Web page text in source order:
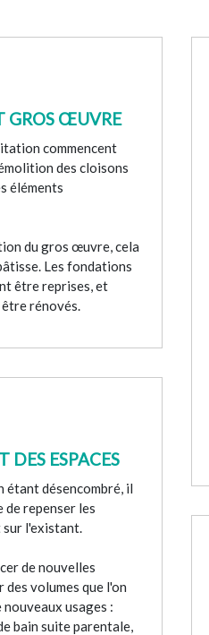
GROS ŒUVRE
commencent
des cloisons
éléments
du gros œuvre, cela
Les fondations
être reprises, et
rénovés.
DES ESPACES
étant désencombré, il
de repenser les
sur l'existant.
de nouvelles
volumes que l'on
usages :
bain suite parentale,